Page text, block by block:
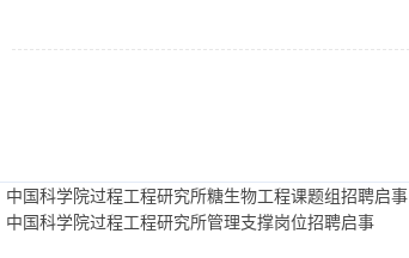
中国科学院过程工程研究所糖生物工程课题组招聘启事
中国科学院过程工程研究所管理支撑岗位招聘启事